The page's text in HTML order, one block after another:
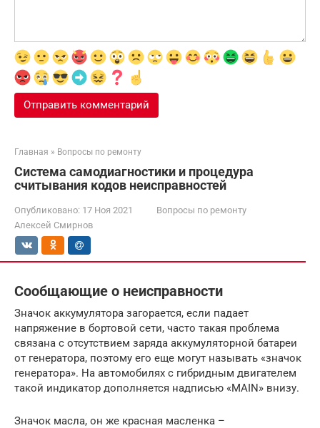
Главная » Вопросы по ремонту
Система самодиагностики и процедура
считывания кодов неисправностей
Опубликовано: 17 Ноя 2021
Вопросы по ремонту
Алексей Смирнов
Сообщающие о неисправности
Значок аккумулятора загорается, если падает
напряжение в бортовой сети, часто такая проблема
связана с отсутствием заряда аккумуляторной батареи
от генератора, поэтому его еще могут называть «значок
генератора». На автомобилях с гибридным двигателем
такой индикатор дополняется надписью «MAIN» внизу.
Значок масла, он же красная масленка –